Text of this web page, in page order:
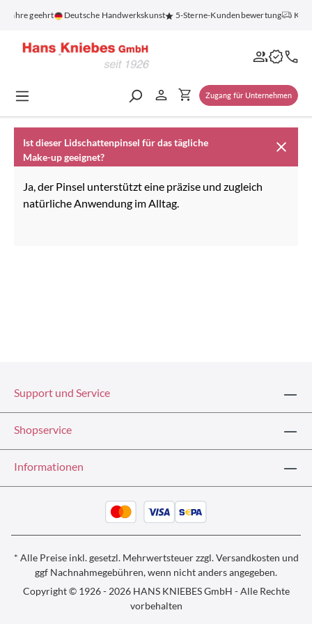
springen
Jahre geehrt Deutsche Handwerkskunst 5-Sterne-Kundenbewertung
Zugang für Unternehmen
Ist dieser Lidschattenpinsel für das tägliche
Make-up geeignet?
Ja, der Pinsel unterstützt eine präzise und zugleich
natürliche Anwendung im Alltag.
Support und Service
Shopservice
Informationen
* Alle Preise inkl. gesetzl. Mehrwertsteuer zzgl.Versandkosten und
ggf Nachnahmegebühren, wenn nicht anders angegeben.
Copyright © 1926 - 2026 HANS KNIEBES GmbH - Alle Rechte
vorbehalten